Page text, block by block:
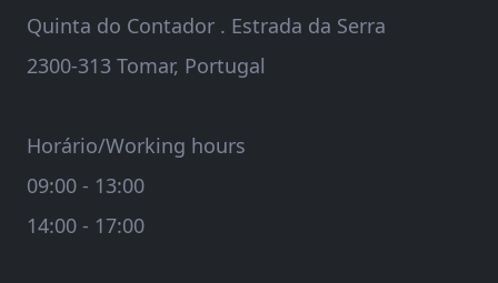
Quinta do Contador . Estrada da Serra
2300-313 Tomar, Portugal
Horário/Working hours
09:00 - 13:00
14:00 - 17:00